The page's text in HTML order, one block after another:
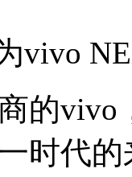
vivo
的vivo
时代